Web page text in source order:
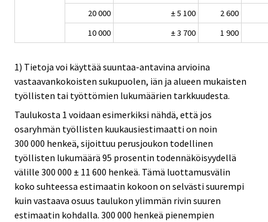
20 000
± 5 100
2 600
10 000
± 3 700 1 900
1) Tietoja voi käyttää suuntaa-antavina arvioina
vastaavankokoisten sukupuolen, iän ja alueen mukaisten
työllisten tai työttömien lukumäärien tarkkuudesta.
Taulukosta 1 voidaan esimerkiksi nähdä, että jos
osaryhmän työllisten kuukausiestimaatti on noin
300 000 henkeä, sijoittuu perusjoukon todellinen
työllisten lukumäärä 95 prosentin todennäköisyydellä
välille 300 000 ± 11 600 henkeä. Tämä luottamusvälin
koko suhteessa estimaatin kokoon on selvästi suurempi
kuin vastaava osuus taulukon ylimmän rivin suuren
estimaatin kohdalla. 300 000 henkeä pienempien